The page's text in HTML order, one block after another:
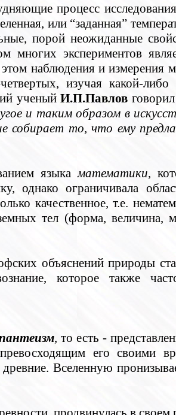
процесс
или “заданная”
порой неожиданные
многих экспериментов
наблюдения и измерения
изучая какой-либо
ученыйИ.П.Павлов
и таким образом в
собирает то, что ему
языкаматематики,
однако ограничивала
качественное, т.е.
тел (форма,
объяснений природы
которое также
, то есть -
его своими
Вселенную